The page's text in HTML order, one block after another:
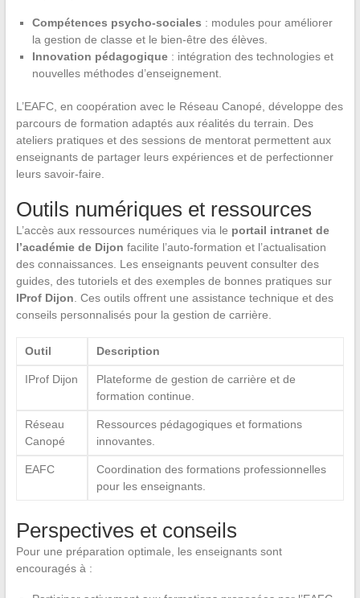
Compétences psycho-sociales : modules pour améliorer
la gestion de classe et le bien-être des élèves.
Innovation pédagogique: intégration des technologies et
nouvelles méthodes d’enseignement.
L’EAFC, en coopération avec le Réseau Canopé, développe des
parcours de formation adaptés aux réalités du terrain. Des
ateliers pratiques et des sessions de mentorat permettent aux
enseignants de partager leurs expériences et de perfectionner
leurs savoir-faire.
Outils numériques et ressources
L’accès aux ressources numériques via le portail intranet de
l’académie de Dijon facilite l’auto-formation et l’actualisation
des connaissances. Les enseignants peuvent consulter des
guides, des tutoriels et des exemples de bonnes pratiques sur
IProf Dijon. Ces outils offrent une assistance technique et des
conseils personnalisés pour la gestion de carrière.
Outil Description
IProf Dijon
Plateforme de gestion de carrière et de
formation continue.
Réseau
Canopé
Ressources pédagogiques et formations
innovantes.
EAFC
Coordination des formations professionnelles
pour les enseignants.
Perspectives et conseils
Pour une préparation optimale, les enseignants sont
encouragés à :